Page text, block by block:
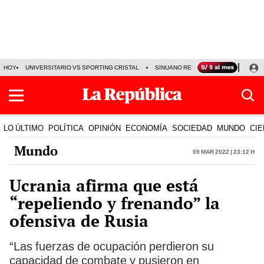
HOY UNIVERSITARIO VS SPORTING CRISTAL SINUANO RESULTADOS HOY
LO ÚLTIMO POLÍTICA OPINIÓN ECONOMÍA SOCIEDAD MUNDO
Mundo 09 Mar 2022 | 23:12 h
Ucrania afirma que está
“repeliendo y frenando” la
ofensiva de Rusia
“Las fuerzas de ocupación perdieron su
capacidad de combate y pusieron en